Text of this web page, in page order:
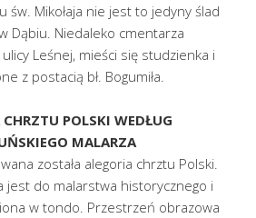
św. Mikołaja nie jest to jedyny ślad
w Dąbiu. Niedaleko cmentarza
Leśnej, mieści się studzienka i
z postacią bł. Bogumiła.
CHRZTU POLSKI WEDŁUG
MALARZA
została alegoria chrztu Polski.
jest do malarstwa historycznego i
w tondo. Przestrzeń obrazowa